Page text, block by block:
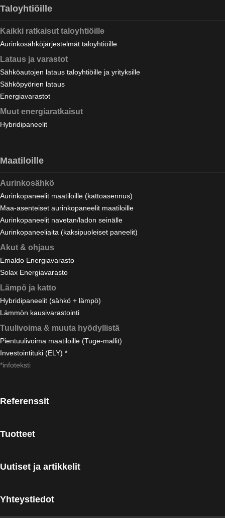
Taloyhtiöille
Kaikki ratkaisut taloyhtiöille
Aurinkosähköjärjestelmät taloyhtiöille
Lataus ja varastot
Sähköautojen lataus taloyhtiöille ja yrityksille
Sähköpyörien lataus
Energiavarastot
Muut energiaratkaisut
Hybridipaneelit
Maatiloille
Aurinkosähkö
Aurinkopaneelit maatiloille (kattoasennus)
Maa-asenteiset aurinkopaneelit maatiloille
Aurinkopaneelit navetan/ladon seinälle
Aurinkopaneeliaita (kaksipuoleiset paneelit)
Akut & ohjaus
Emaldo Energiavarasto
Solax Energiavarasto
Lämpö ja katto
Hybridipaneelit (sähkö + lämpö)
Lämmön kausivarastointi
Tuulivoima & muuta hyödyllistä
Pientuulivoima maatiloille (Tuge-mallit)
Investointituki (ELY) *
*infoteksti
Referenssit
Tuotteet
Uutiset ja artikkelit
Yhteystiedot